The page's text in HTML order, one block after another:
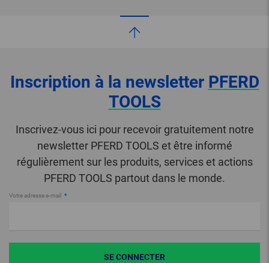
Inscription à la newsletter PFERD
TOOLS
Inscrivez-vous ici pour recevoir gratuitement notre
newsletter PFERD TOOLS et être informé
régulièrement sur les produits, services et actions
PFERD TOOLS partout dans le monde.
Votre adresse e-mail
SE CONNECTER